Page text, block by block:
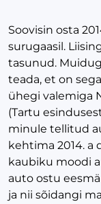
Soovisin osta
surugaasil.
tasunud.
teada, et on
ühegi valemiga
(Tartu
minule tellitud
kehtima 2014.
kaubiku moodi
auto ostu
ja nii sõidangi